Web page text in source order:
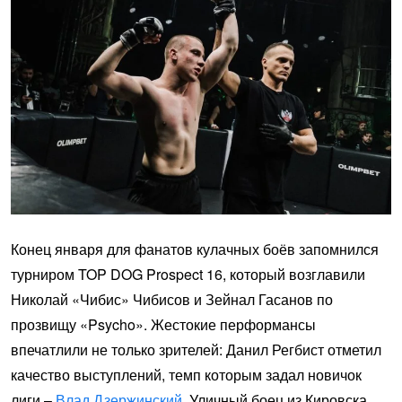
Конец января для фанатов кулачных боёв запомнился
турниром TOP DOG Prospect 16, который возглавили
Николай «Чибис» Чибисов и Зейнал Гасанов по
прозвищу «Psycho». Жестокие перформансы
впечатлили не только зрителей: Данил Регбист отметил
качество выступлений, темп которым задал новичок